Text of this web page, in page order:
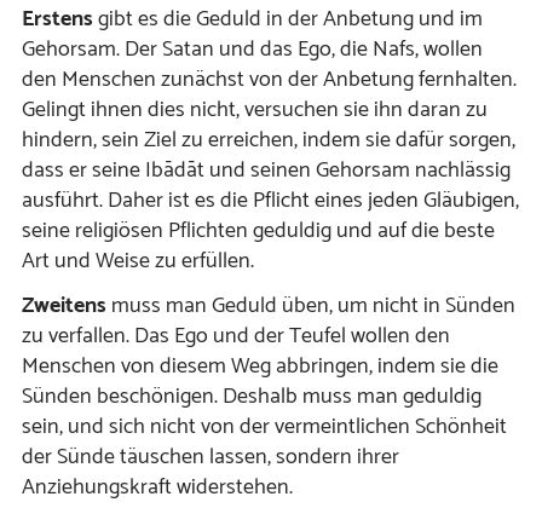
Erstensgibt es die Geduld in der Anbetung und im
Gehorsam. Der Satan und das Ego, die Nafs, wollen
den Menschen zunächst von der Anbetung fernhalten.
Gelingt ihnen dies nicht, versuchen sie ihn daran zu
hindern, sein Ziel zu erreichen, indem sie dafür sorgen,
dass er seine Ibādāt und seinen Gehorsam nachlässig
ausführt. Daher ist es die Pflicht eines jeden Gläubigen,
seine religiösen Pflichten geduldig und auf die beste
Art und Weise zu erfüllen.
Zweitens muss man Geduld üben, um nicht in Sünden
zu verfallen. Das Ego und der Teufel wollen den
Menschen von diesem Weg abbringen, indem sie die
Sünden beschönigen. Deshalb muss man geduldig
sein, und sich nicht von der vermeintlichen Schönheit
der Sünde täuschen lassen, sondern ihrer
Anziehungskraft widerstehen.